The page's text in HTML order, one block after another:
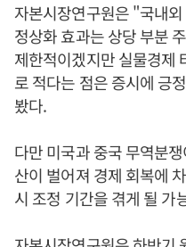
자본시장연구원은 "국내
정상화 효과는 상당 부분
제한적이겠지만 실물경제
로 적다는 점은 증시에 긍
봤다.
다만 미국과 중국 무역분
산이 벌어져 경제 회복에
시 조정 기간을 겪게 될 가